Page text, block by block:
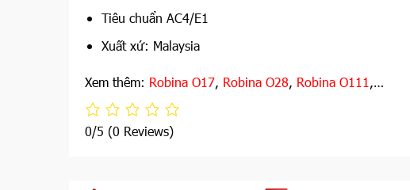
Tiêu chuẩn AC4/E1
Xuất xứ: Malaysia
Xem thêm: Robina O17, Robina O28, Robina O111,…
0/5 (0 Reviews)